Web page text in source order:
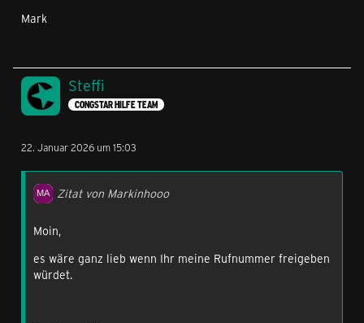
Mark
Steffi
CONGSTAR HILFE TEAM
22. Januar 2026 um 15:03
Zitat von Markinhooo
Moin,
es wäre ganz lieb wenn Ihr meine Rufnummer freigeben
würdet.